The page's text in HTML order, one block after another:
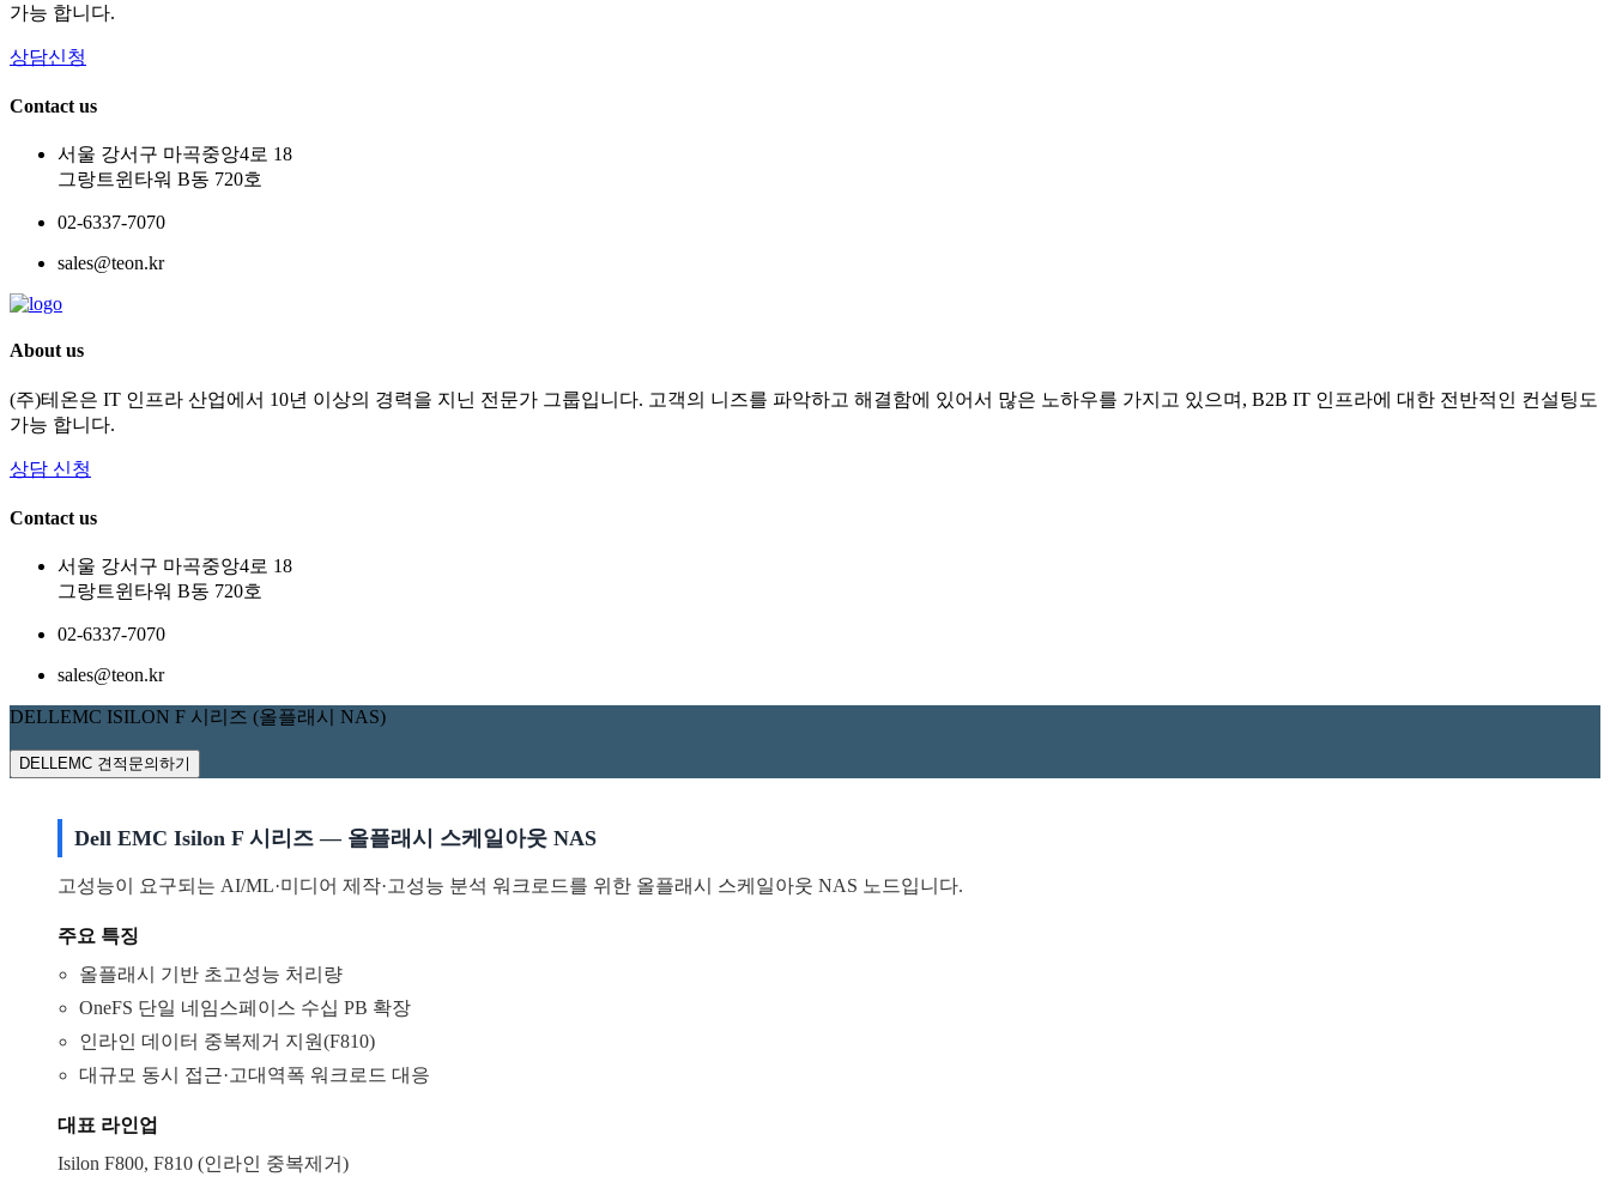
가능 합니다.
상담신청
Contact us
서울 강서구 마곡중앙4로 18
그랑트윈타워 B동 720호
02-6337-7070
sales@teon.kr
About us
(주)테온은 IT 인프라 산업에서 10년 이상의 경력을 지닌 전문가 그룹입니다. 고객의 니즈를 파악하고 해결함에 있어서 많은 노하우를 가지고 있으며, B2B IT 인프라에 대한 전반적인 컨설팅도
가능 합니다.
상담 신청
Contact us
서울 강서구 마곡중앙4로 18
그랑트윈타워 B동 720호
02-6337-7070
sales@teon.kr
DELLEMC ISILON F 시리즈 (올플래시 NAS)
DELLEMC 견적문의하기
Dell EMC Isilon F 시리즈 — 올플래시 스케일아웃 NAS
고성능이 요구되는 AI/ML·미디어 제작·고성능 분석 워크로드를 위한 올플래시 스케일아웃 NAS 노드입니다.
주요 특징
올플래시 기반 초고성능 처리량
OneFS 단일 네임스페이스 수십 PB 확장
인라인 데이터 중복제거 지원(F810)
대규모 동시 접근·고대역폭 워크로드 대응
대표 라인업
Isilon F800, F810 (인라인 중복제거)